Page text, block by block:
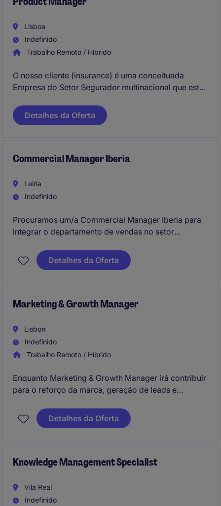
Lisboa
Indefinido
Trabalho Remoto / Híbrido
O nosso cliente (insurance) é uma conceituada
Empresa do Setor Segurador multinacional que está
em Lisboa (Lisbon). A sua responsabilidade será
garantir a evolução e a implementação bem-
criatividade e rigor operacional.
Detalhes da Oferta
Commercial Manager Iberia
Leiria
Indefinido
Procuramos um/a Commercial Manager Iberia para
integrar o departamento de vendas no setor
liderar iniciativas comerciais e alcançar os objetivos
estratégicos da organização.
Detalhes da Oferta
Marketing & Growth Manager
Lisbon
Indefinido
Trabalho Remoto / Híbrido
Enquanto Marketing & Growth Manager irá contribuir
para o reforço da marca, geração de leads e
transversal com as equipas internas, liderando
iniciativas de comunicação, aquisição e
Detalhes da Oferta
Knowledge Management Specialist
Vila Real
Indefinido